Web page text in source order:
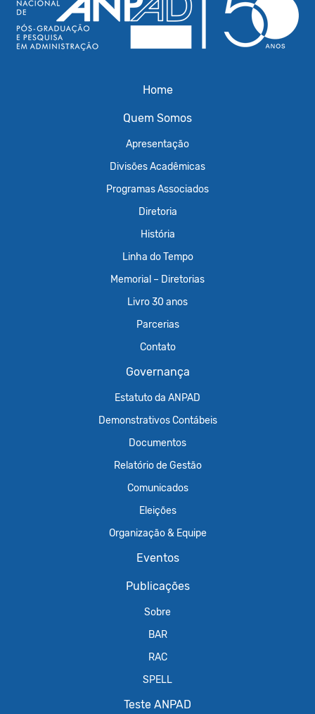
Home
Quem Somos
Apresentação
Divisões Acadêmicas
Programas Associados
Diretoria
História
Linha do Tempo
Memorial – Diretorias
Livro 30 anos
Parcerias
Contato
Governança
Estatuto da ANPAD
Demonstrativos Contábeis
Documentos
Relatório de Gestão
Comunicados
Eleições
Organização & Equipe
Eventos
Publicações
Sobre
BAR
RAC
SPELL
Teste ANPAD